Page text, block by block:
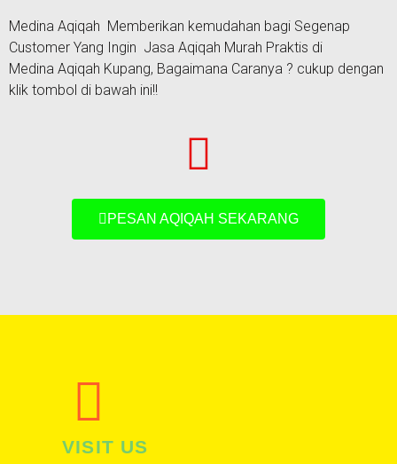
Medina Aqiqah Memberikan kemudahan bagi Segenap
Customer Yang Ingin Jasa Aqiqah Murah Praktis di
Medina Aqiqah Kupang, Bagaimana Caranya ? cukup dengan
klik tombol di bawah ini!!
PESAN AQIQAH SEKARANG
VISIT US